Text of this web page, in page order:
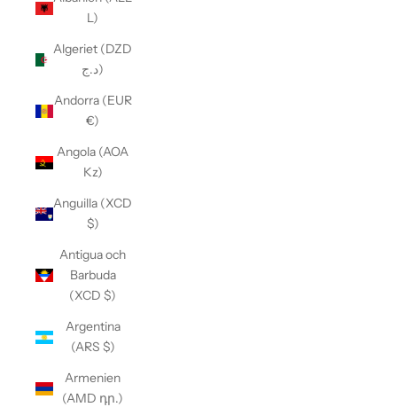
L)
Algeriet (DZD
د.ج)
Andorra (EUR
€)
Angola (AOA
Kz)
Anguilla (XCD
$)
Antigua och
Barbuda
(XCD $)
Argentina
(ARS $)
Armenien
(AMD դր.)